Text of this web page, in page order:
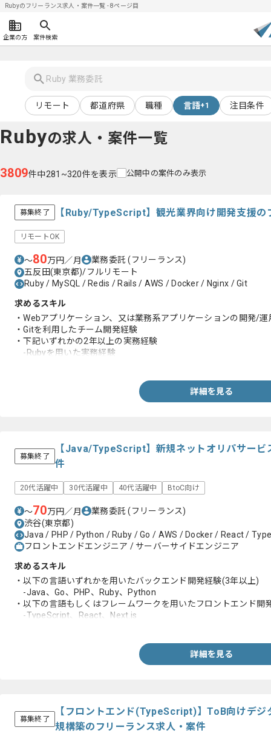
Rubyのフリーランス求人・案件一覧 - 8ページ目
企業の方 案件検索
リモート 都道府県 職種 言語+1 注目条件
Rubyの求人・案件一覧
3809件中281~320件を表示 公開中の案件のみ表示
募集終了 【Ruby/TypeScript】観光業界向け開発支援の
リモートOK
〜80万円／月 業務委託(フリーランス)
五反田(東京都)/フルリモート
Ruby / MySQL / Redis / Rails / AWS / Docker / Nginx / Git
求めるスキル
・Webアプリケーション、又は業務系アプリケーションの開発/運
・Gitを利用したチーム開発経験
・下記いずれかの2年以上の実務経験
-Rubyを用いた実務経験
詳細を見る
募集終了
【Java/TypeScript】新規ネットオリパサービ
件
20代活躍中 30代活躍中 40代活躍中 BtoC向け
〜70万円／月 業務委託(フリーランス)
渋谷(東京都)
Java / PHP / Python / Ruby / Go / AWS / Docker / React /
フロントエンドエンジニア / サーバーサイドエンジニア
求めるスキル
・以下の言語いずれかを用いたバックエンド開発経験(3年以上)
-Java、Go、PHP、Ruby、Python
・以下の言語もしくはフレームワークを用いたフロントエンド開
-TypeScript、React、Next.js
・RDBMS の基礎知識と実務経験
-テーブル設計、パフォーマンス改善などの経験
詳細を見る
募集終了
【フロントエンド(TypeScript)】ToB向けデジ
規構築のフリーランス求人・案件